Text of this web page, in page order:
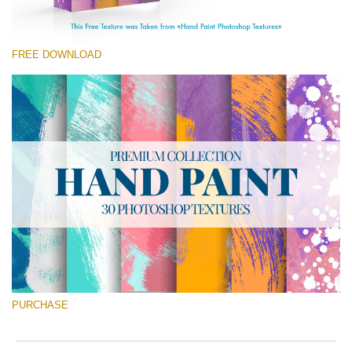
Entire Collection
Darmowe Pobieranie
FREE DOWNLOAD
PURCHASE